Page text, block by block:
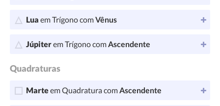
Lua em Trígono comVênus
Júpiterem Trígono comAscendente
Quadraturas
Marteem Quadratura comAscendente